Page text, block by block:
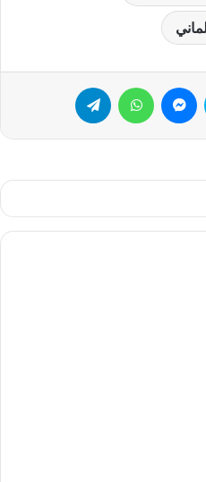
سكايب ماسنجر واتساب